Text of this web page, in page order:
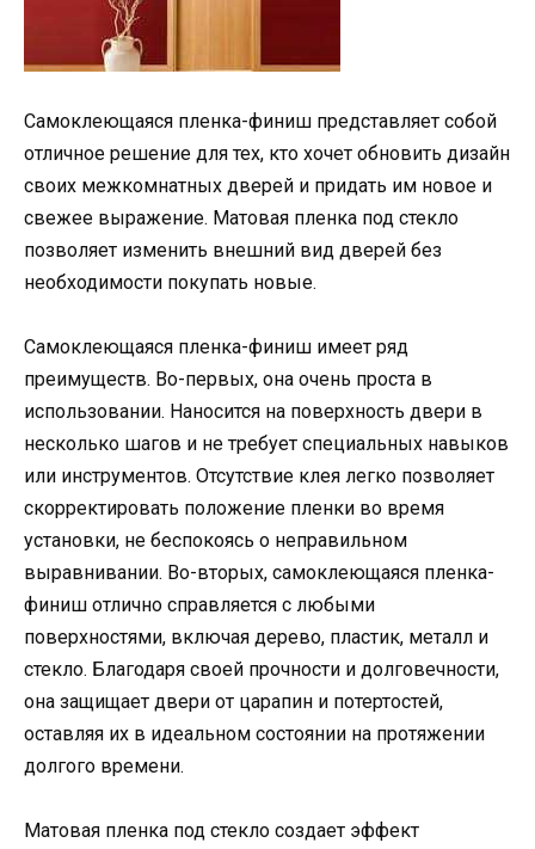
Самоклеющаяся пленка-финиш представляет собой
отличное решение для тех, кто хочет обновить дизайн
своих межкомнатных дверей и придать им новое и
свежее выражение. Матовая пленка под стекло
позволяет изменить внешний вид дверей без
необходимости покупать новые.
Самоклеющаяся пленка-финиш имеет ряд
преимуществ. Во-первых, она очень проста в
использовании. Наносится на поверхность двери в
несколько шагов и не требует специальных навыков
или инструментов. Отсутствие клея легко позволяет
скорректировать положение пленки во время
установки, не беспокоясь о неправильном
выравнивании. Во-вторых, самоклеющаяся пленка-
финиш отлично справляется с любыми
поверхностями, включая дерево, пластик, металл и
стекло. Благодаря своей прочности и долговечности,
она защищает двери от царапин и потертостей,
оставляя их в идеальном состоянии на протяжении
долгого времени.
Матовая пленка под стекло создает эффект